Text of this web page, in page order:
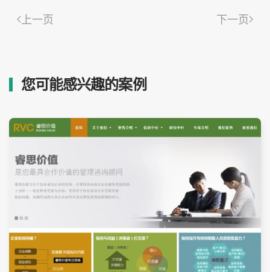
上一页 下一页
您可能感兴趣的案例